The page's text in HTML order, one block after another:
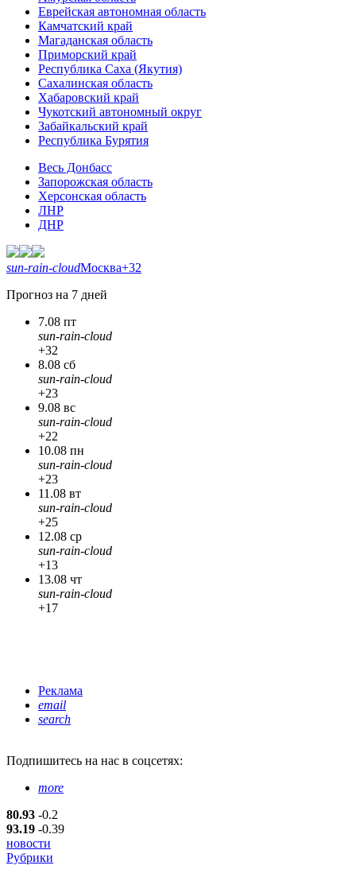
Еврейская автономная область
Камчатский край
Магаданская область
Приморский край
Республика Саха (Якутия)
Сахалинская область
Хабаровский край
Чукотский автономный округ
Забайкальский край
Республика Бурятия
Весь Донбасс
Запорожская область
Херсонская область
ЛНР
ДНР
sun-rain-cloudМосква+32
Прогноз на 7 дней
7.08 пт
sun-rain-cloud
+32
8.08 сб
sun-rain-cloud
+23
9.08 вс
sun-rain-cloud
+22
10.08 пн
sun-rain-cloud
+23
11.08 вт
sun-rain-cloud
+25
12.08 ср
sun-rain-cloud
+13
13.08 чт
sun-rain-cloud
+17
Реклама
email
search
Подпишитесь на нас в соцсетях:
more
80.93 -0.2
93.19 -0.39
новости
Рубрики